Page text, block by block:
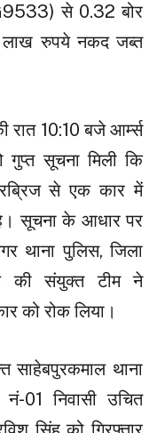
से 0.32 बोर
रुपये नकद जब्त
रात 10:10 बजे आर्म्स
सूचना मिली कि
से एक कार में
है। सूचना के आधार पर
थाना पुलिस, जिला
की संयुक्त टीम ने
को रोक लिया।
साहेबपुरकमाल थाना
01 निवासी उचित